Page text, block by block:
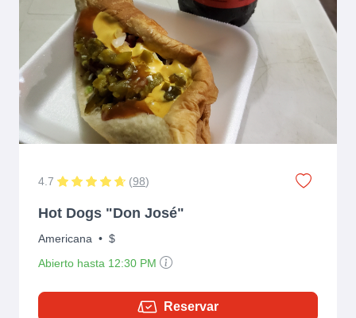
4.7 (98)
Hot Dogs "Don José"
Americana • $
Abierto hasta 12:30 PM
Reservar